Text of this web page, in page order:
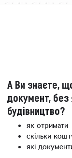
А Ви знаєте,
документ,
будівництво?
як отримати
скільки
які